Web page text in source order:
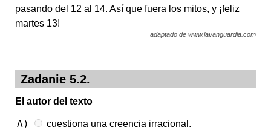
pasando del 12 al 14. Así que fuera los mitos, y ¡feliz
martes 13!
adaptado de www.lavanguardia.com
Zadanie 5.2.
El autor del texto
A) cuestiona una creencia irracional.